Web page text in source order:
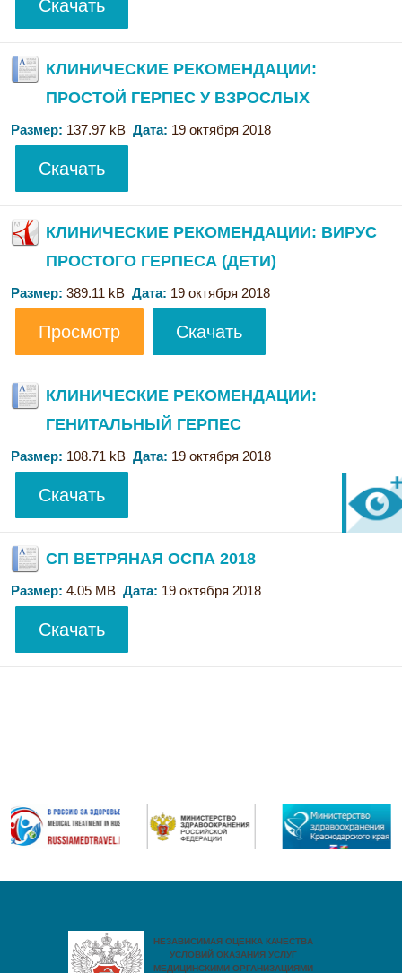
Скачать
КЛИНИЧЕСКИЕ РЕКОМЕНДАЦИИ:
ПРОСТОЙ ГЕРПЕС У ВЗРОСЛЫХ
Размер: 137.97 kB Дата: 19 октября 2018
Скачать
КЛИНИЧЕСКИЕ РЕКОМЕНДАЦИИ: ВИРУС
ПРОСТОГО ГЕРПЕСА (ДЕТИ)
Размер: 389.11 kB Дата: 19 октября 2018
Просмотр Скачать
КЛИНИЧЕСКИЕ РЕКОМЕНДАЦИИ:
ГЕНИТАЛЬНЫЙ ГЕРПЕС
Размер: 108.71 kB Дата: 19 октября 2018
Скачать
СП ВЕТРЯНАЯ ОСПА 2018
Размер: 4.05 MB Дата: 19 октября 2018
Скачать